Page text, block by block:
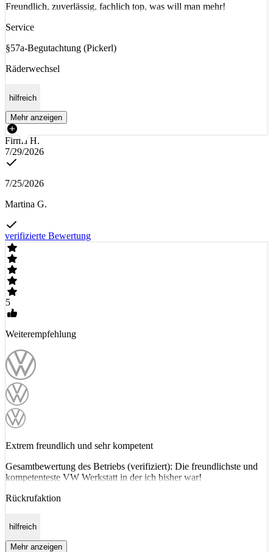
Freundlich, zuverlässig, fachlich top, was will man mehr!
Service
§57a-Begutachtung (Pickerl)
Räderwechsel
hilfreich
Mehr anzeigen
Firma H.
7/29/2026
7/25/2026
Martina G.
verifizierte Bewertung
5
Weiterempfehlung
Extrem freundlich und sehr kompetent
Gesamtbewertung des Betriebs (verifiziert): Die freundlichste und
kompetenteste VW Werkstatt in der ich bisher war!
Rückrufaktion
hilfreich
Mehr anzeigen